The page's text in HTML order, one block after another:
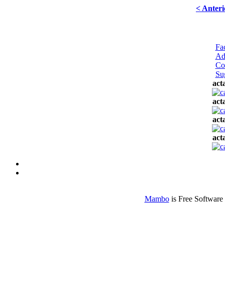
<
Mambois Free Software